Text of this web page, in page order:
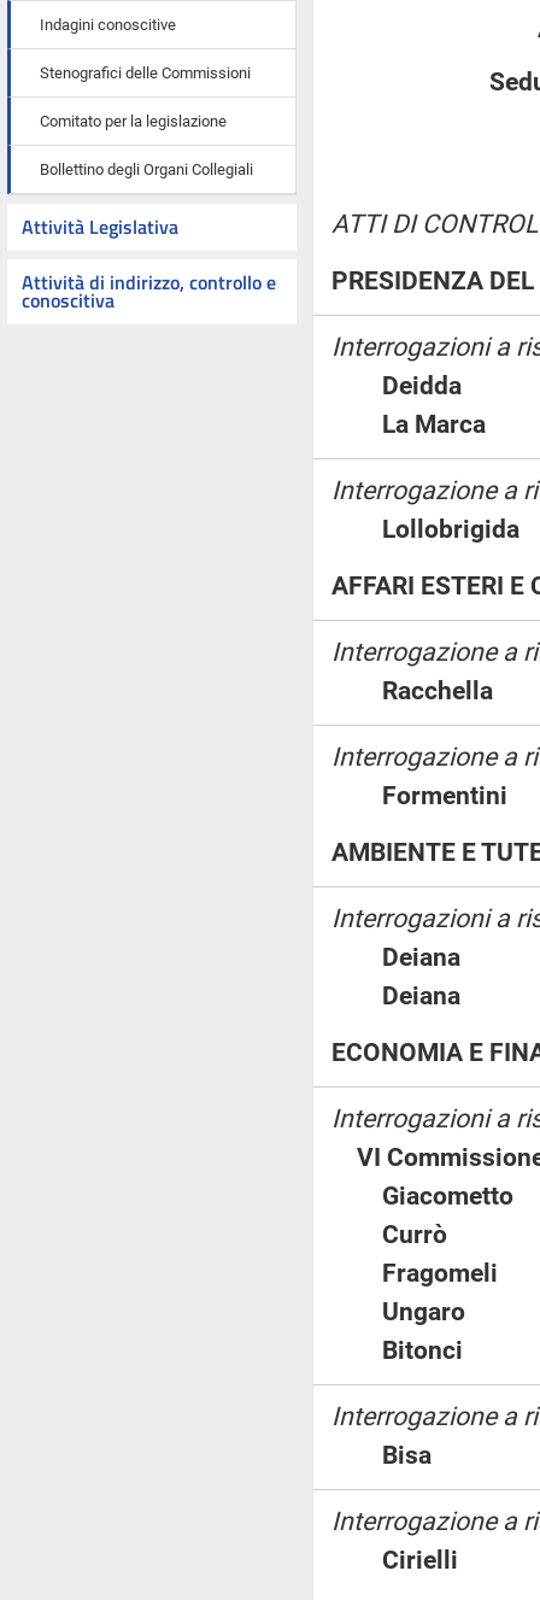
Indagini conoscitive
Stenografici delle Commissioni
Comitato per la legislazione
Bollettino degli Organi Collegiali
Attività Legislativa
Attività di indirizzo, controllo e
conoscitiva
ATTI DI
PRESIDENZA
Interrogazioni a
Deidda
La Marca
Interrogazione a
AFFARI ESTERI E
Interrogazione a
Interrogazione a
AMBIENTE E
Interrogazioni a
Deiana
Deiana
ECONOMIA E
Interrogazioni a
VI
Currò
Ungaro
Bitonci
Interrogazione a
Bisa
Interrogazione a
Cirielli